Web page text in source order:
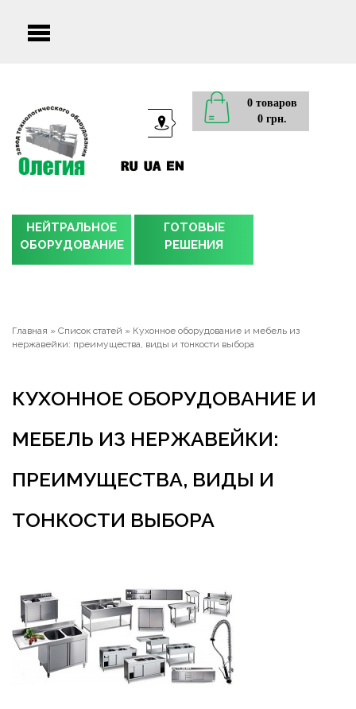
Main
0 товаров
0 грн.
НЕЙТРАЛЬНОЕ
ОБОРУДОВАНИЕ
ГОТОВЫЕ
РЕШЕНИЯ
Главная » Список статей » Кухонное оборудование и мебель из
нержавейки: преимущества, виды и тонкости выбора
КУХОННОЕ ОБОРУДОВАНИЕ И
МЕБЕЛЬ ИЗ НЕРЖАВЕЙКИ:
ПРЕИМУЩЕСТВА, ВИДЫ И
ТОНКОСТИ ВЫБОРА